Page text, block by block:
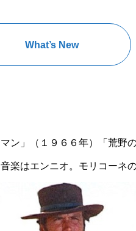
What’s New
マン」（１９６６年）「荒野
楽はエンニオ。モリコーネ